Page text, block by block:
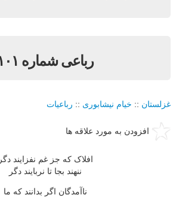
رباعی شماره ۱۰۱
غزلستان :: خیام نیشابوری :: رباعیات
افزودن به مورد علاقه ها
افلاک که جز غم نفزایند دگر
ننهند بجا تا نربایند دگر
ناآمدگان اگر بدانند که ما